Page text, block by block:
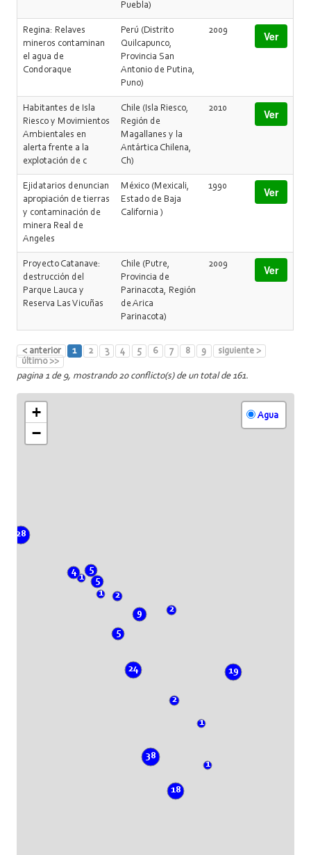
Puebla)
Regina: Relaves
mineros contaminan
el agua de
Condoraque
Perú (Distrito
Quilcapunco,
Provincia San
Antonio de Putina,
Puno)
2009 Ver
Habitantes de Isla
Riesco y Movimientos
Ambientales en
alerta frente a la
explotación de c
Chile (Isla Riesco,
Región de
Magallanes y la
Antártica Chilena,
Ch)
2010 Ver
Ejidatarios denuncian
apropiación de tierras
y contaminación de
minera Real de
Angeles
México (Mexicali,
Estado de Baja
California )
1990 Ver
Proyecto Catanave:
destrucción del
Parque Lauca y
Reserva Las Vicuñas
Chile (Putre,
Provincia de
Parinacota, Región
de Arica
Parinacota)
2009 Ver
< anterior 1 2 3 4 5 6 7 8 9
siguiente >
último >>
pagina 1 de 9, mostrando 20 conflicto(s) de un total de 161.
1
1
4 5
28
5
2
18
2
19
38
9
5
1
24
1
2
+
−
Agua